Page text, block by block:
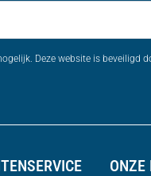
Deze website is beveiligd
ONZE